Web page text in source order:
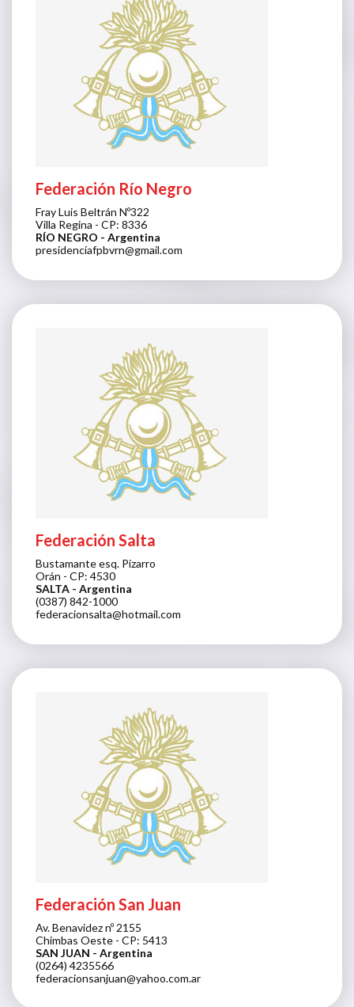
Federación Río Negro
Fray Luis Beltrán Nº322
Villa Regina - CP: 8336
RÍO NEGRO - Argentina
presidenciafpbvrn@gmail.com
Federación Salta
Bustamante esq. Pizarro
Orán - CP: 4530
SALTA - Argentina
(0387) 842-1000
federacionsalta@hotmail.com
Federación San Juan
Av. Benavidez nº 2155
Chimbas Oeste - CP: 5413
SAN JUAN - Argentina
(0264) 4235566
federacionsanjuan@yahoo.com.ar